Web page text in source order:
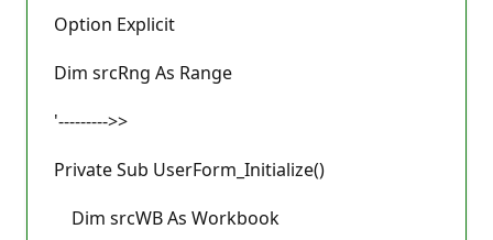
Option Explicit
Dim srcRng As Range
'--------->>
Private Sub UserForm_Initialize()
Dim srcWB As Workbook